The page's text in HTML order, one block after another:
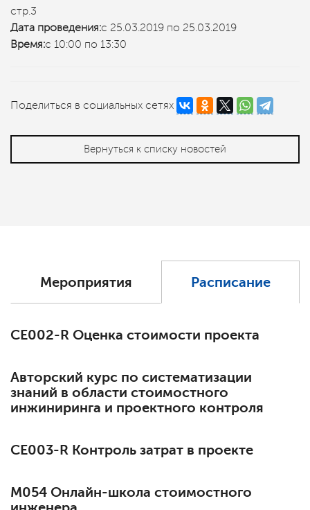
стр.3
Дата проведения:с 25.03.2019 по 25.03.2019
Время:с 10:00 по 13:30
Поделиться в социальных сетях
Вернуться к списку новостей
Мероприятия Расписание
СЕ002-R Оценка стоимости проекта
Авторский курс по систематизации
знаний в области стоимостного
инжиниринга и проектного контроля
СЕ003-R Контроль затрат в проекте
М054 Онлайн-школа стоимостного